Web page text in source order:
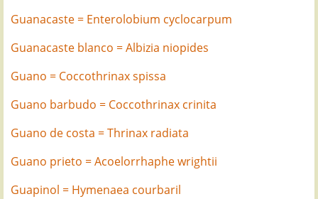
Guanacaste = Enterolobium cyclocarpum
Guanacaste blanco = Albizia niopides
Guano = Coccothrinax spissa
Guano barbudo = Coccothrinax crinita
Guano de costa = Thrinax radiata
Guano prieto = Acoelorrhaphe wrightii
Guapinol = Hymenaea courbaril